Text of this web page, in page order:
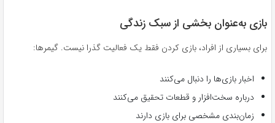
بازی به‌عنوان بخشی از سبک زندگی
برای بسیاری از افراد، بازی کردن فقط یک فعالیت گذرا نیست. گیمرها:
اخبار بازی‌ها را دنبال می‌کنند
درباره سخت‌افزار و قطعات تحقیق می‌کنند
زمان‌بندی مشخصی برای بازی دارند